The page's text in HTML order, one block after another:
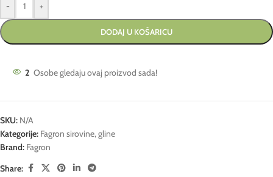
- +
DODAJ U KOŠARICU
2 Osobe gledaju ovaj proizvod sada!
SKU: N/A
Kategorije: Fagron sirovine,gline
Brand: Fagron
Share: